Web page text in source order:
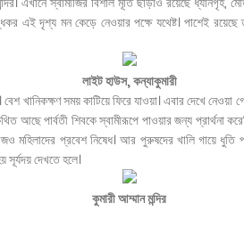
এই দৃশ্য মন কেড়ে নেওয়ার পক্ষে যথেষ্ট। পাশেই রয়েছে
লাইট হাউস, কন্যাকুমারী
খানিকক্ষণ সময় কাটিয়ে ফিরে যাওয়া। এবার দেখে নেওয়া
আছে পার্বতী শিবকে স্বামীরূপে পাওয়ার জন্য প্রার্থনা
মহিলাদের প্রবেশ নিষেধ। আর পুরুষদের খালি গায়ে
দেখতে হলে।
কুমারী আম্মান মন্দির